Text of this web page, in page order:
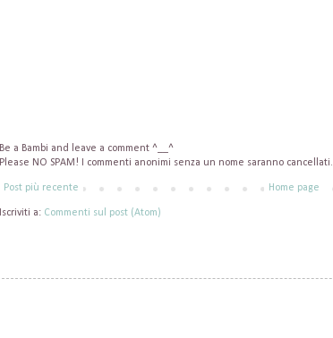
Be a Bambi and leave a comment ^__^
Please NO SPAM! I commenti anonimi senza un nome saranno cancellati.
Post più recente Home page
Iscriviti a: Commenti sul post (Atom)